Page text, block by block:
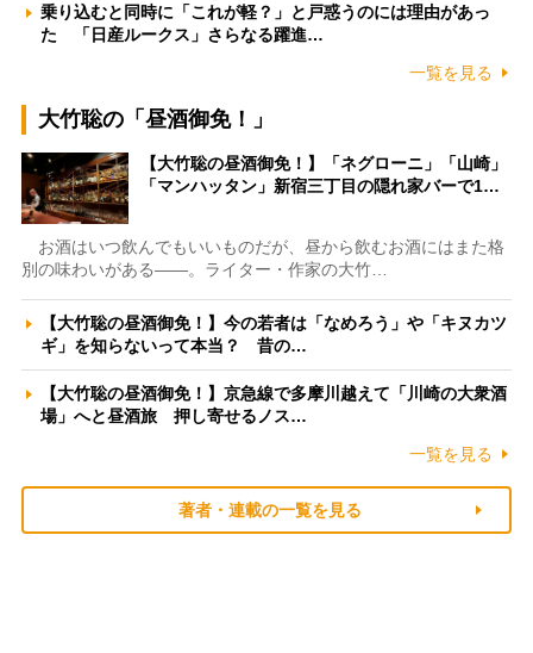
乗り込むと同時に「これが軽？」と戸惑うのには理由があっ
た 「日産ルークス」さらなる躍進…
一覧を見る
大竹聡の「昼酒御免！」
【大竹聡の昼酒御免！】「ネグローニ」「山崎」
「マンハッタン」新宿三丁目の隠れ家バーで1…
お酒はいつ飲んでもいいものだが、昼から飲むお酒にはまた格
別の味わいがある――。ライター・作家の大竹…
【大竹聡の昼酒御免！】今の若者は「なめろう」や「キヌカツ
ギ」を知らないって本当？ 昔の…
【大竹聡の昼酒御免！】京急線で多摩川越えて「川崎の大衆酒
場」へと昼酒旅 押し寄せるノス…
一覧を見る
著者・連載の一覧を見る